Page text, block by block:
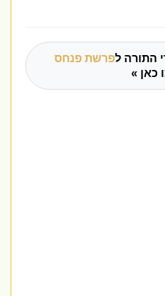
לפרשת פנחס
»